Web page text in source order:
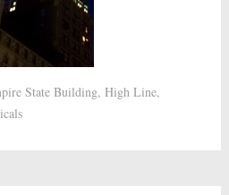
State Building, High Line,